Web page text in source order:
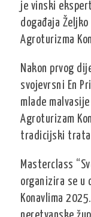
je vinski
događaja
Agroturizma
Nakon prvog
svojevrsni En
mlade
Agroturizam
tradicijski
Masterclass
organizira se u
Konavlima